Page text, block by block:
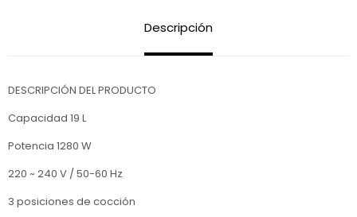
Descripción
DESCRIPCIÓN DEL PRODUCTO
Capacidad 19 L
Potencia 1280 W
220 ~ 240 V / 50-60 Hz
3 posiciones de cocción